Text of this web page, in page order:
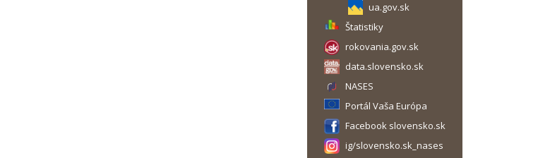
ua.gov.sk
Štatistiky
rokovania.gov.sk
data.slovensko.sk
NASES
Portál Vaša Európa
Facebook slovensko.sk
ig/slovensko.sk_nases